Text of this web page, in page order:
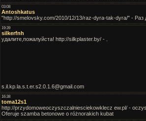
03:08
Antoshkatus
"http://smelovsky.com/2010/12/13/raz-dyra-tak-dyra/" - Раз
19:39
silkerfnh
удалите,пожалуйста! http://silkplaster.by/ - .
s.il.kp.la.s.t.er.s2.0.1.6@gmail.com
16:38
toma12s1
http://przydomoweoczyszczalniesciekowklecz ew.pl/ -
Oferuje szamba betonowe o różnorakich kubat